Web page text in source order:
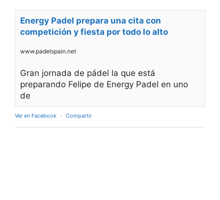
Energy Padel prepara una cita con
competición y fiesta por todo lo alto
www.padelspain.net
Gran jornada de pádel la que está
preparando Felipe de Energy Padel en uno
de
Ver en Facebook · Compartir